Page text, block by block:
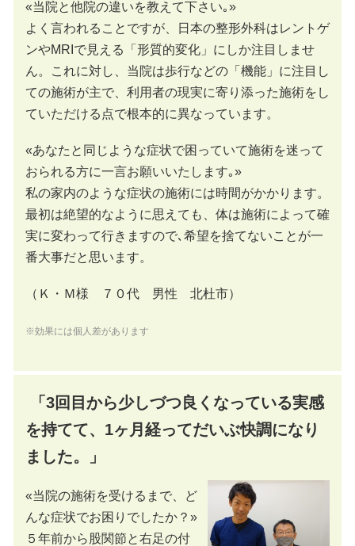
«当院と他院の違いを教えて下さい｡»
よく言われることですが、日本の整形外科はレントゲ
ンやMRIで見える「形質的変化」にしか注目しませ
ん。これに対し、当院は歩行などの「機能」に注目し
ての施術が主で、利用者の現実に寄り添った施術をし
ていただける点で根本的に異なっています。
«あなたと同じような症状で困っていて施術を迷って
おられる方に一言お願いいたします｡»
私の家内のような症状の施術には時間がかかります。
最初は絶望的なように思えても、体は施術によって確
実に変わって行きますので､希望を捨てないことが一
番大事だと思います。
（Ｋ・Ｍ様 ７０代 男性 北杜市）
※効果には個人差があります
「3回目から少しづつ良くなっている実感
を持てて、1ヶ月経ってだいぶ快調になり
ました。」
«当院の施術を受けるまで、ど
んな症状でお困りでしたか？»
５年前から股関節と右足の付